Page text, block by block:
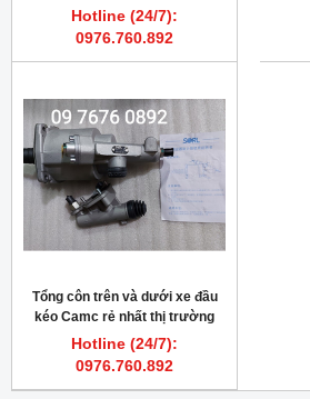
Hotline (24/7):
0976.760.892
Tổng côn trên và dưới xe đầu
kéo Camc rẻ nhất thị trường
Hotline (24/7):
0976.760.892